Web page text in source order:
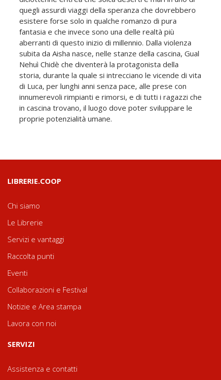
quegli assurdi viaggi della speranza che dovrebbero
esistere forse solo in qualche romanzo di pura
fantasia e che invece sono una delle realtà più
aberranti di questo inizio di millennio. Dalla violenza
subita da Aisha nasce, nelle stanze della cascina, Gual
Nehuì Chidè che diventerà la protagonista della
storia, durante la quale si intrecciano le vicende di vita
di Luca, per lunghi anni senza pace, alle prese con
innumerevoli rimpianti e rimorsi, e di tutti i ragazzi che
in cascina trovano, il luogo dove poter sviluppare le
proprie potenzialità umane.
LIBRERIE.COOP
Chi siamo
Le Librerie
Servizi e vantaggi
Raccolta punti
Eventi
Collaborazioni e Festival
Notizie e Area stampa
Lavora con noi
SERVIZI
Assistenza e contatti